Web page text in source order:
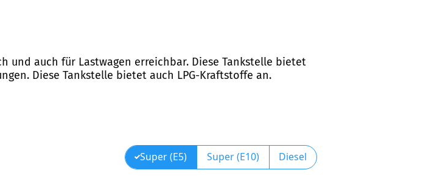
und auch für Lastwagen erreichbar. Diese Tankstelle bietet
Diese Tankstelle bietet auch LPG-Kraftstoffe an.
Super (E5) Super (E10) Diesel